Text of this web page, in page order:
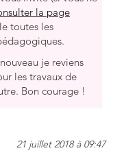
la page
toutes les
je reviens
les travaux de
Bon courage !
21 juillet 2018 à 09:47